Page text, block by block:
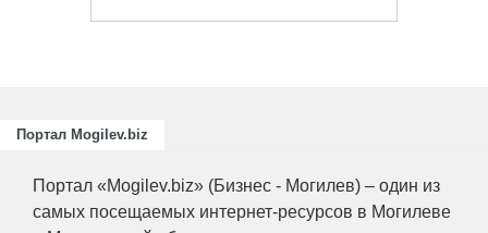
Портал Mogilev.biz
Портал «Mogilev.biz» (Бизнес - Могилев) – один из
самых посещаемых интернет-ресурсов в Могилеве